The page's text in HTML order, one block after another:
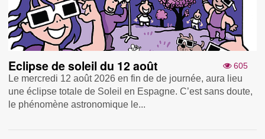
605
Eclipse de soleil du 12 août
Le mercredi 12 août 2026 en fin de de journée, aura lieu
une éclipse totale de Soleil en Espagne. C’est sans doute,
le phénomène astronomique le...